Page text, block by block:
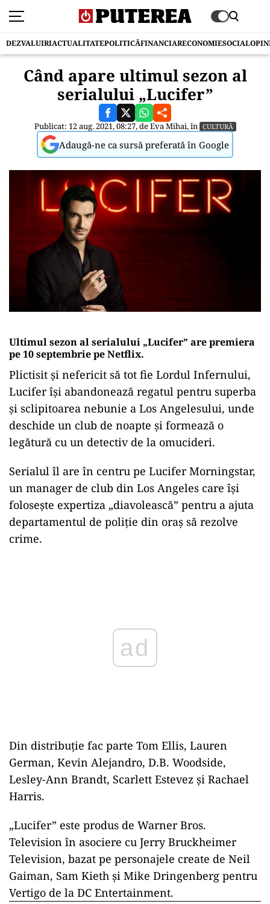
DEZVALUIRIACTUALITATEPOLITICĂFINANCIARECONOMIESOCIAL
Când apare ultimul sezon al
serialului „Lucifer”
Publicat: 12 aug. 2021, 08:27, deEva Mihai, în CULTURĂ
Adaugă-ne ca sursă preferată în Google
Ultimul sezon al serialului „Lucifer” are premiera
pe 10 septembrie pe Netflix.
Plictisit şi nefericit să tot fie Lordul Infernului,
Lucifer îşi abandonează regatul pentru superba
şi sclipitoarea nebunie a Los Angelesului, unde
deschide un club de noapte şi formează o
legătură cu un detectiv de la omucideri.
Serialul îl are în centru pe Lucifer Morningstar,
un manager de club din Los Angeles care îşi
foloseşte expertiza „diavolească” pentru a ajuta
departamentul de poliţie din oraş să rezolve
crime.
Din distribuţie fac parte Tom Ellis, Lauren
German, Kevin Alejandro, D.B. Woodside,
Lesley-Ann Brandt, Scarlett Estevez şi Rachael
Harris.
„Lucifer” este produs de Warner Bros.
Television în asociere cu Jerry Bruckheimer
Television, bazat pe personajele create de Neil
Gaiman, Sam Kieth şi Mike Dringenberg pentru
Vertigo de la DC Entertainment.